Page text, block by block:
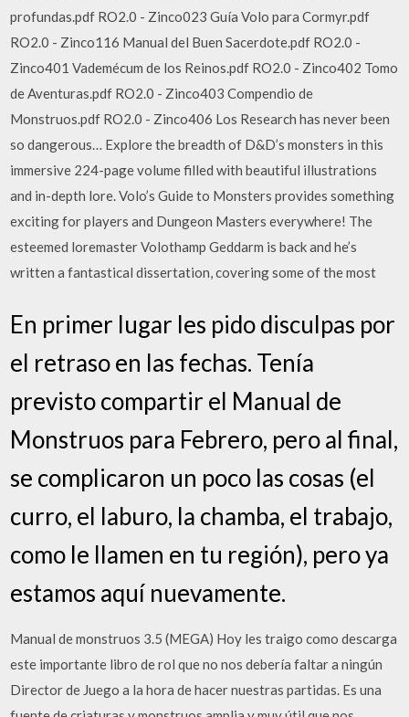
profundas.pdf RO2.0 - Zinco023 Guía Volo para Cormyr.pdf
RO2.0 - Zinco116 Manual del Buen Sacerdote.pdf RO2.0 -
Zinco401 Vademécum de los Reinos.pdf RO2.0 - Zinco402 Tomo
de Aventuras.pdf RO2.0 - Zinco403 Compendio de
Monstruos.pdf RO2.0 - Zinco406 Los Research has never been
so dangerous… Explore the breadth of D&D’s monsters in this
immersive 224-page volume filled with beautiful illustrations
and in-depth lore. Volo’s Guide to Monsters provides something
exciting for players and Dungeon Masters everywhere! The
esteemed loremaster Volothamp Geddarm is back and he’s
written a fantastical dissertation, covering some of the most
En primer lugar les pido disculpas por
el retraso en las fechas. Tenía
previsto compartir el Manual de
Monstruos para Febrero, pero al final,
se complicaron un poco las cosas (el
curro, el laburo, la chamba, el trabajo,
como le llamen en tu región), pero ya
estamos aquí nuevamente.
Manual de monstruos 3.5 (MEGA) Hoy les traigo como descarga
este importante libro de rol que no nos debería faltar a ningún
Director de Juego a la hora de hacer nuestras partidas. Es una